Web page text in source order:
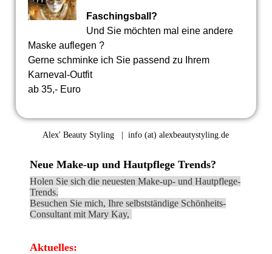
Faschingsball?
Und Sie möchten mal eine andere
Maske auflegen ?
Gerne schminke ich Sie passend zu Ihrem
Karneval-Outfit
ab 35,- Euro
Alex' Beauty Styling | info (at) alexbeautystyling.de
Neue Make-up und Hautpflege Trends?
Holen Sie sich die neuesten Make-up- und Hautpflege-
Trends.
Besuchen Sie mich, Ihre selbstständige Schönheits-
Consultant mit Mary Kay,
Aktuelles: